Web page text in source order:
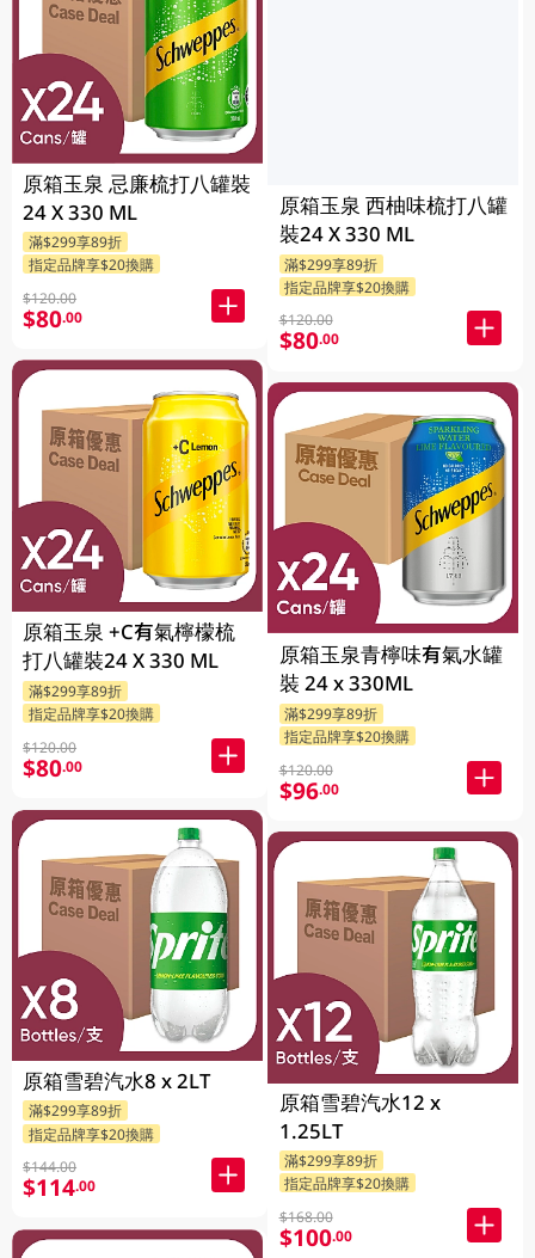
原箱玉泉 忌廉梳打八罐裝
24 X 330 ML
滿$299享89折
指定品牌享$20換購
$120.00
$80.00
原箱玉泉 +C有氣檸檬梳
打八罐裝24 X 330 ML
滿$299享89折
指定品牌享$20換購
$120.00
$80.00
原箱雪碧汽水8 x 2LT
滿$299享89折
指定品牌享$20換購
$144.00
$114.00
原箱玉泉 西柚味梳打八罐
裝24 X 330 ML
滿$299享89折
指定品牌享$20換購
$120.00
$80.00
原箱玉泉青檸味有氣水罐
裝 24 x 330ML
滿$299享89折
指定品牌享$20換購
$120.00
$96.00
原箱雪碧汽水12 x
1.25LT
滿$299享89折
指定品牌享$20換購
$168.00
$100.00